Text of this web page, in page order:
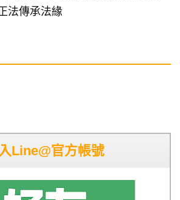
法傳承法緣
Line@官方帳號